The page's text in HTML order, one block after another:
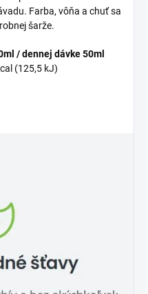
Farba, vôňa a chuť sa
šarže.
/ dennej dávke 50ml
(125,5 kJ)